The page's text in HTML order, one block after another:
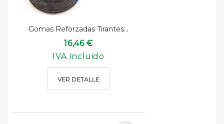
Gomas Reforzadas Tirantes...
16,46 €
IVA Incluido
VER DETALLE